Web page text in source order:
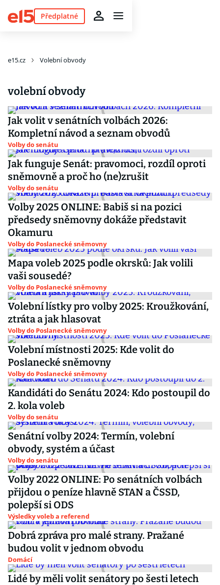
Předplatné
e15.cz Volební obvody
volební obvody
Jak volit v senátních volbách 2026:
Kompletní návod a seznam obvodů
Volby do senátu
Jak funguje Senát: pravomoci, rozdíl oproti
sněmovně a proč ho (ne)zrušit
Volby do senátu
Volby 2025 ONLINE: Babiš si na pozici
předsedy sněmovny dokáže představit
Okamuru
Volby do Poslanecké sněmovny
Mapa voleb 2025 podle okrsků: Jak volili
vaši sousedé?
Volby do Poslanecké sněmovny
Volební lístky pro volby 2025: Kroužkování,
ztráta a jak hlasovat
Volby do Poslanecké sněmovny
Volební místnosti 2025: Kde volit do
Poslanecké sněmovny
Volby do Poslanecké sněmovny
Kandidáti do Senátu 2024: Kdo postoupil do
2. kola voleb
Volby do senátu
Senátní volby 2024: Termín, volební
obvody, systém a účast
Volby do senátu
Volby 2022 ONLINE: Po senátních volbách
přijdou o peníze hlavně STAN a ČSSD,
polepší si ODS
Výsledky voleb a referend
Dobrá zpráva pro malé strany. Pražané
budou volit v jednom obvodu
Domácí
Lidé by měli volit senátory po šesti letech